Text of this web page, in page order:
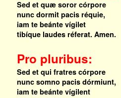
Sed et quæ soror córpore
nunc dormit pacis réquie,
iam te beánte vígilet
tibíque laudes réferat. Amen.
Pro pluribus:
Sed et qui fratres córpore
nunc somno pacis dórmiunt,
iam te beánte vígilent